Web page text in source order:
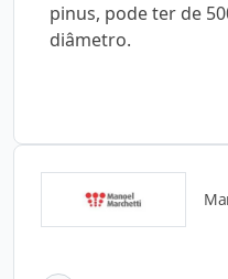
pinus, pode ter de
diâmetro.